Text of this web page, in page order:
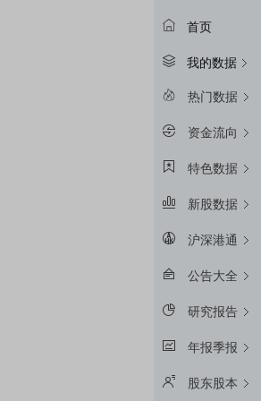
首页
我的数据
热门数据
资金流向
特色数据
新股数据
沪深港通
公告大全
研究报告
年报季报
股东股本